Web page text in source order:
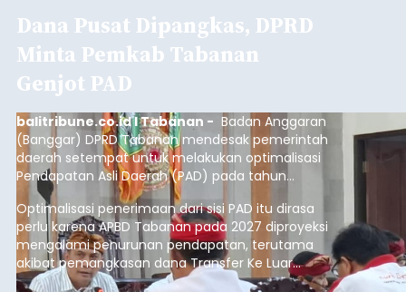
Dana Pusat Dipangkas, DPRD
Minta Pemkab Tabanan
Genjot PAD
balitribune.co.id I Tabanan - Badan Anggaran
(Banggar) DPRD Tabanan mendesak pemerintah
daerah setempat untuk melakukan optimalisasi
Pendapatan Asli Daerah (PAD) pada tahun
anggaran 2027.
Optimalisasi penerimaan dari sisi PAD itu dirasa
perlu karena APBD Tabanan pada 2027 diproyeksi
mengalami penurunan pendapatan, terutama
akibat pemangkasan dana Transfer Ke Luar
Daerah (TKD) dari pemerintah pusat.